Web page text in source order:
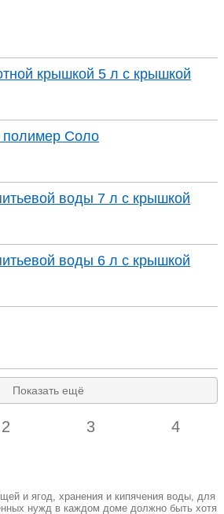
крышкой 5 л с крышкой
полимер Соло
воды 7 л с крышкой
воды 6 л с крышкой
Показать ещё
2 3 4
и ягод, хранения и кипячения воды, для
нужд в каждом доме должно быть хотя